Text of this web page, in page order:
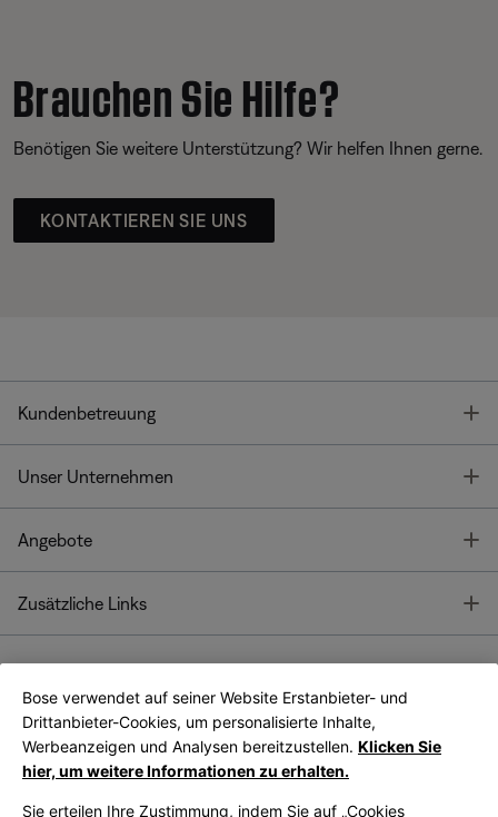
Brauchen Sie Hilfe?
Benötigen Sie weitere Unterstützung? Wir helfen Ihnen gerne.
KONTAKTIEREN SIE UNS
Kundenbetreuung
Unser Unternehmen
Angebote
Zusätzliche Links
Bose App
Bose Connect
App
Bose verwendet auf seiner Website Erstanbieter- und
Drittanbieter-Cookies, um personalisierte Inhalte,
Werbeanzeigen und Analysen bereitzustellen. Klicken Sie
hier, um weitere Informationen zu erhalten.
Sie erteilen Ihre Zustimmung, indem Sie auf „Cookies